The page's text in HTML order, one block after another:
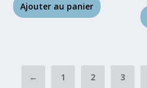
Ajouter au panier
← 1 2 3